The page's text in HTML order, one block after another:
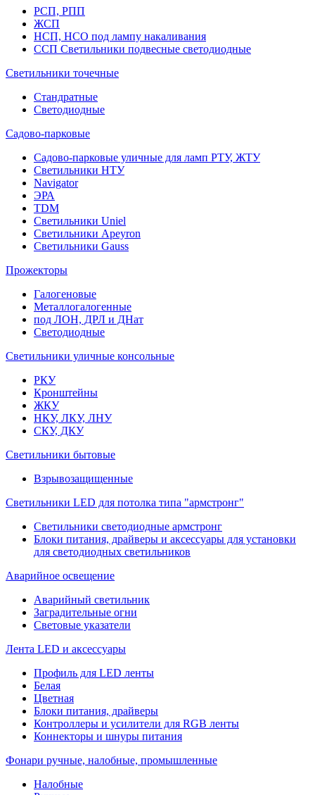
РСП, РПП
ЖСП
НСП, НСО под лампу накаливания
ССП Светильники подвесные светодиодные
Светильники точечные
Стандратные
Светодиодные
Садово-парковые
Садово-парковые уличные для ламп РТУ, ЖТУ
Светильники НТУ
Navigator
ЭРА
TDM
Светильники Uniel
Светильники Apeyron
Светильники Gauss
Прожекторы
Галогеновые
Металлогалогенные
под ЛОН, ДРЛ и ДНат
Светодиодные
Светильники уличные консольные
РКУ
Кронштейны
ЖКУ
НКУ, ЛКУ, ЛНУ
СКУ, ДКУ
Светильники бытовые
Взрывозащищенные
Светильники LED для потолка типа "армстронг"
Светильники светодиодные армстронг
Блоки питания, драйверы и аксессуары для установки
для светодиодных светильников
Аварийное освещение
Аварийный светильник
Заградительные огни
Световые указатели
Лента LED и аксессуары
Профиль для LED ленты
Белая
Цветная
Блоки питания, драйверы
Контроллеры и усилители для RGB ленты
Коннекторы и шнуры питания
Фонари ручные, налобные, промышленные
Налобные